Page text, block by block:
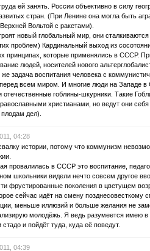
ей занять. России объективно в силу
стран. (При Ленине она могла быть
Вольтой с ракетами).
новый глобальный мир, они
проблем) Кардинальный выход из
принципах, которые применялись в СССР.
людей, носителей нового
задача воспитания человека с
всем миром. И многие люди на Западе
гоблины-шкурники. Такие
христианами, но ведут они
дел).
04:28
истории, потому что коммунизм
провалилась в СССР это воспитание,
школьники видели нечто совсем другое
фрустированные поколения в цветущем
сейчас идёт на смену
меньше иллюзий и больше желания не
молодёжь. Я ведь разумеется имею
и пойдёт туда, куда её поведут.
04:39